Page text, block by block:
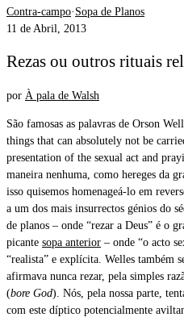
Contra-campo· Sopa de Planos
11 de Abril, 2013
Rezas ou outros rituais
por À pala de Walsh
São famosas as palavras de Orson
things that can absolutely not be
presentation of the sexual act and
maneira nenhuma, como hereges da
isso quisemos homenageá-lo em
a um dos mais insurrectos génios do
de planos – onde “rezar a Deus” é o
picante sopa anterior – onde “o acto
“realista” e explícita. Welles também
afirmava nunca rezar, pela simples
(bore God). Nós, pela nossa parte,
com este díptico potencialmente